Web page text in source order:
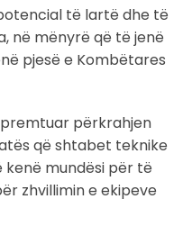
të lartë dhe të
në mënyrë që të jenë
pjesë e Kombëtares
përkrahjen
që shtabet teknike
mundësi për të
zhvillimin e ekipeve